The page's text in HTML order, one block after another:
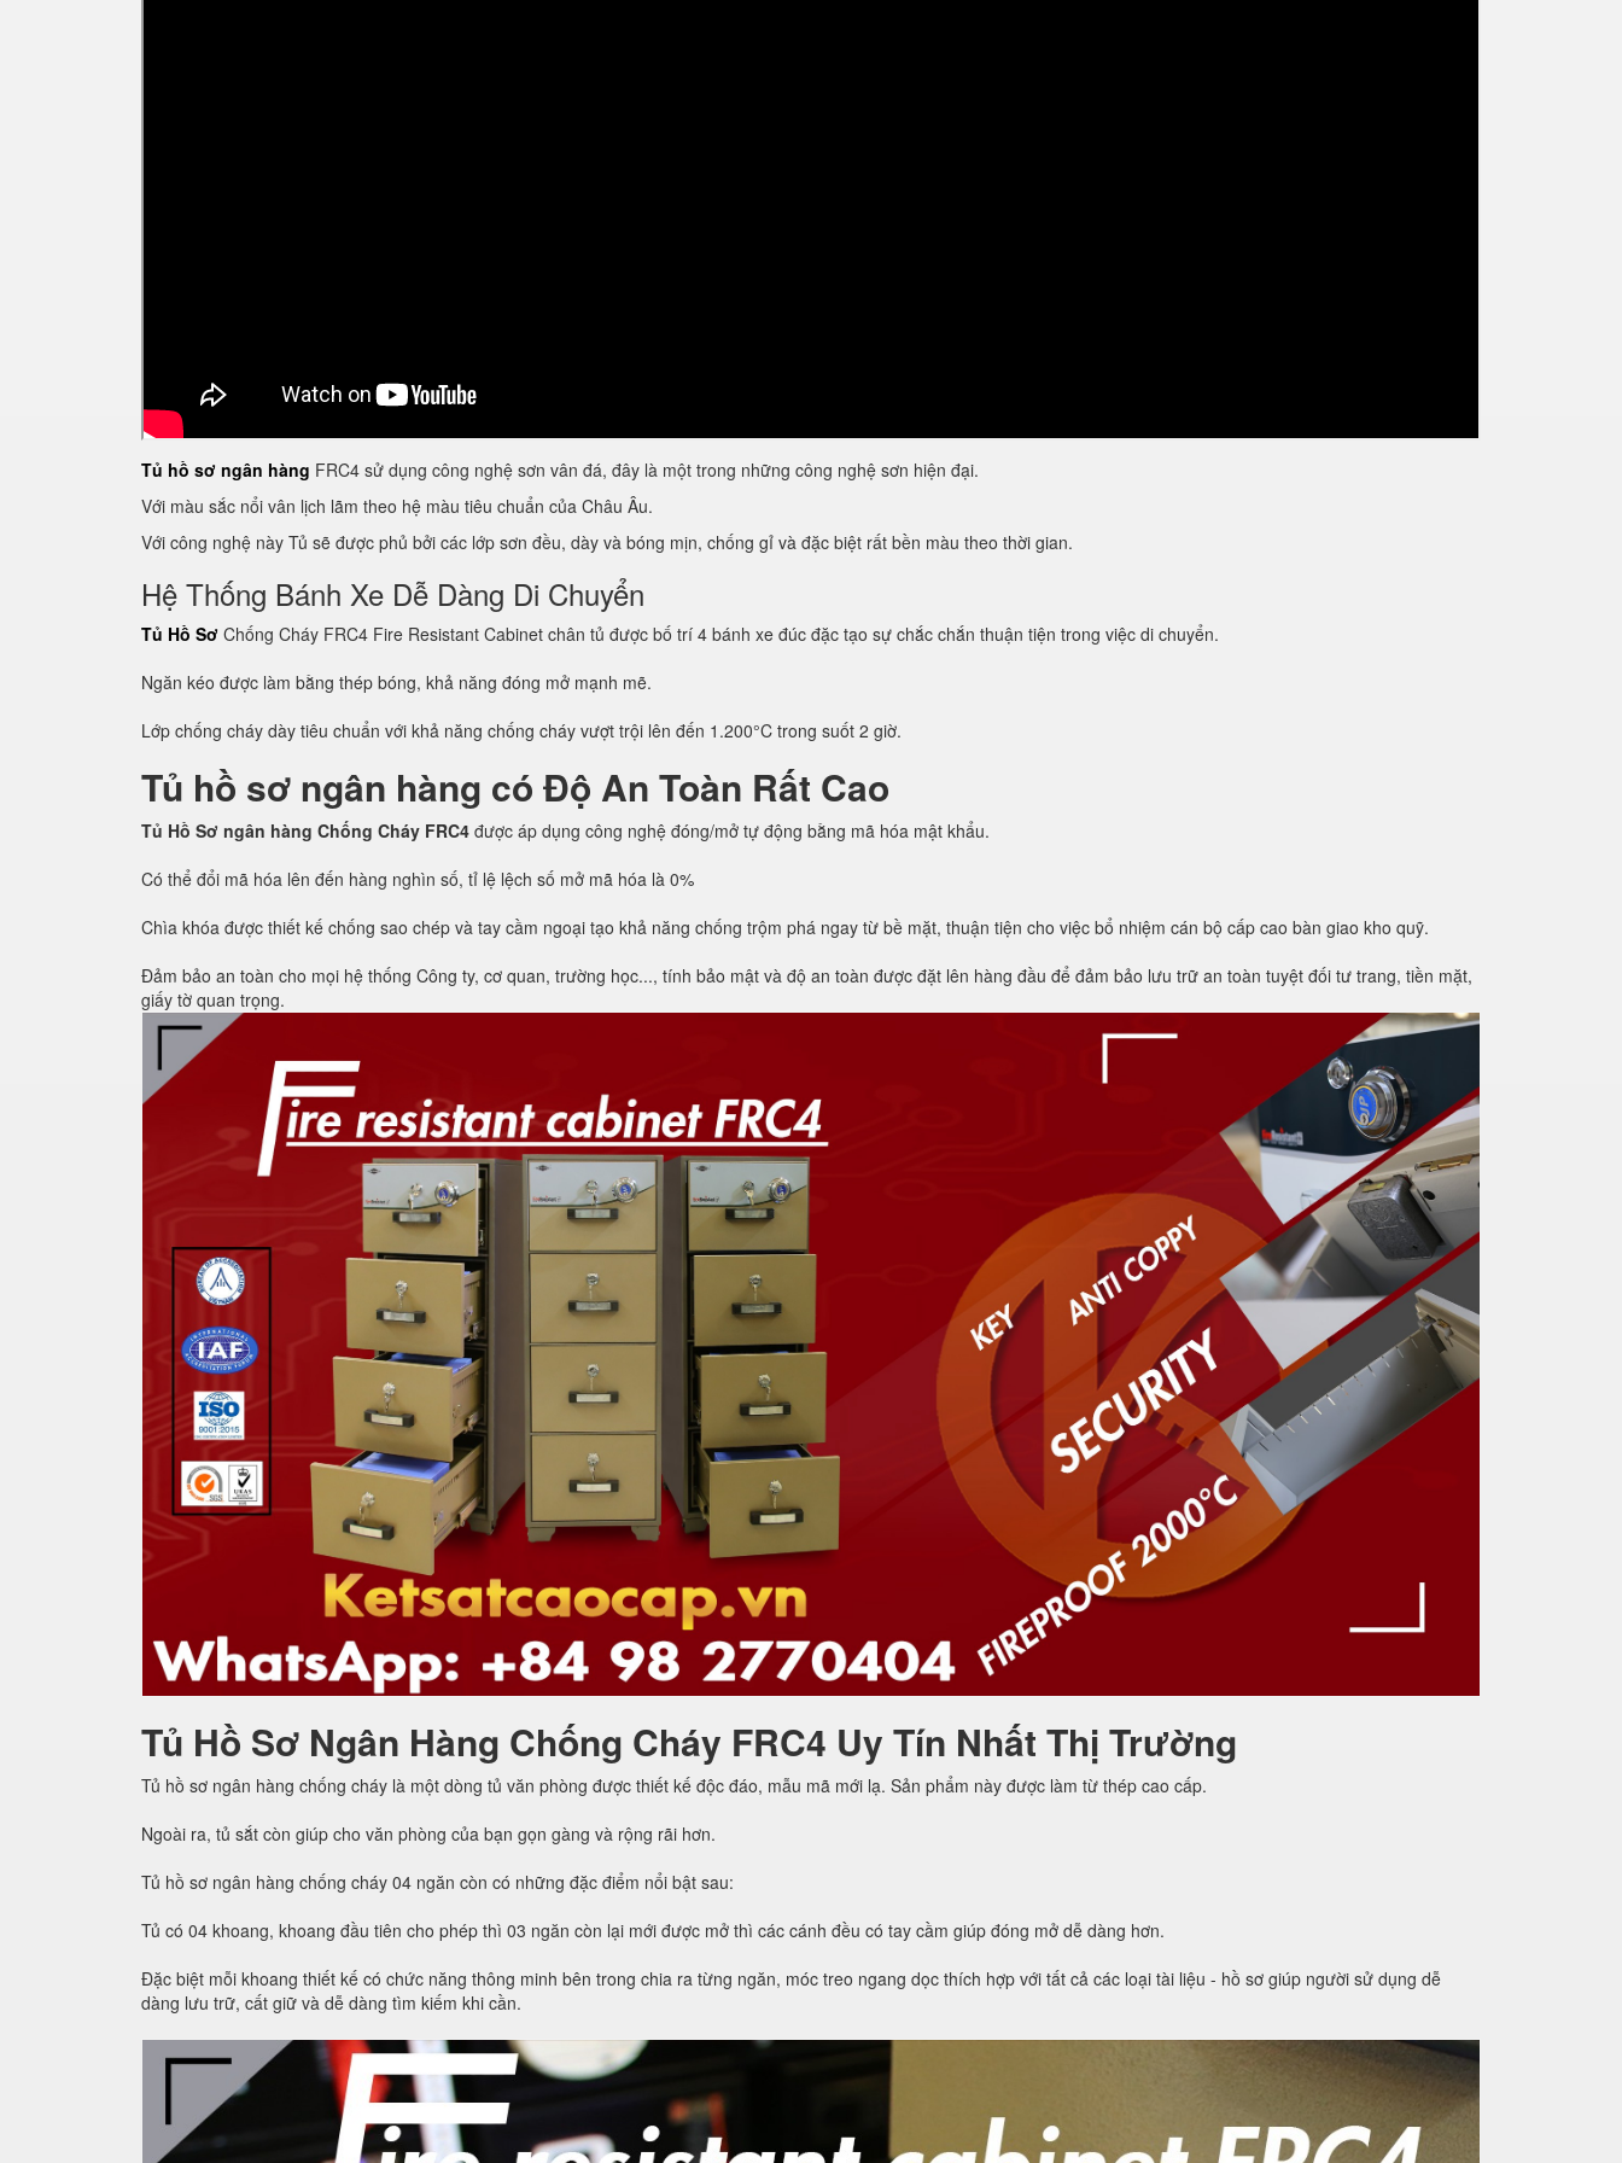
Tủ hồ sơ ngân hàng FRC4 sử dụng công nghệ sơn vân đá, đây là một trong những công nghệ sơn hiện đại.
Với màu sắc nổi vân lịch lãm theo hệ màu tiêu chuẩn của Châu Âu.
Với công nghệ này Tủ sẽ được phủ bởi các lớp sơn đều, dày và bóng mịn, chống gỉ và đặc biệt rất bền màu theo thời gian.
Hệ Thống Bánh Xe Dễ Dàng Di Chuyển
Tủ Hồ Sơ Chống Cháy FRC4 Fire Resistant Cabinet chân tủ được bố trí 4 bánh xe đúc đặc tạo sự chắc chắn thuận tiện trong việc di chuyển.
Ngăn kéo được làm bằng thép bóng, khả năng đóng mở mạnh mẽ.
Lớp chống cháy dày tiêu chuẩn với khả năng chống cháy vượt trội lên đến 1.200°C trong suốt 2 giờ.
Tủ hồ sơ ngân hàng có Độ An Toàn Rất Cao
Tủ Hồ Sơ ngân hàng Chống Cháy FRC4 được áp dụng công nghệ đóng/mở tự động bằng mã hóa mật khẩu.
Có thể đổi mã hóa lên đến hàng nghìn số, tỉ lệ lệch số mở mã hóa là 0%
Chìa khóa được thiết kế chống sao chép và tay cầm ngoại tạo khả năng chống trộm phá ngay từ bề mặt, thuận tiện cho việc bổ nhiệm cán bộ cấp cao bàn giao kho quỹ.
Đảm bảo an toàn cho mọi hệ thống Công ty, cơ quan, trường học..., tính bảo mật và độ an toàn được đặt lên hàng đầu để đảm bảo lưu trữ an toàn tuyệt đối tư trang, tiền mặt,
giấy tờ quan trọng.
Tủ Hồ Sơ Ngân Hàng Chống Cháy FRC4 Uy Tín Nhất Thị Trường
Tủ hồ sơ ngân hàng chống cháy là một dòng tủ văn phòng được thiết kế độc đáo, mẫu mã mới lạ. Sản phẩm này được làm từ thép cao cấp.
Ngoài ra, tủ sắt còn giúp cho văn phòng của bạn gọn gàng và rộng rãi hơn.
Tủ hồ sơ ngân hàng chống cháy 04 ngăn còn có những đặc điểm nổi bật sau:
Tủ có 04 khoang, khoang đầu tiên cho phép thì 03 ngăn còn lại mới được mở thì các cánh đều có tay cầm giúp đóng mở dễ dàng hơn.
Đặc biệt mỗi khoang thiết kế có chức năng thông minh bên trong chia ra từng ngăn, móc treo ngang dọc thích hợp với tất cả các loại tài liệu - hồ sơ giúp người sử dụng dễ
dàng lưu trữ, cất giữ và dễ dàng tìm kiếm khi cần.